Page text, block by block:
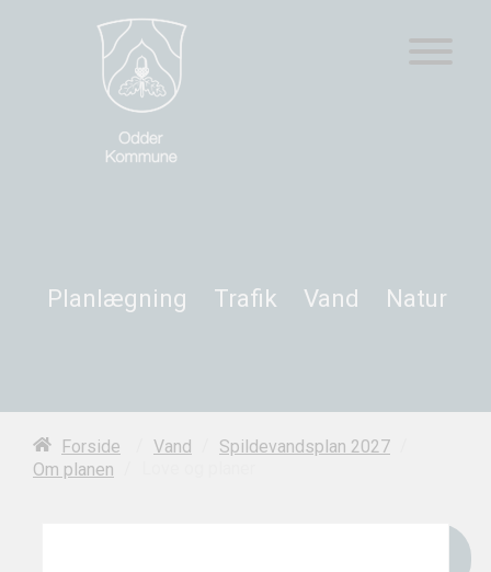
Planlægning Trafik Vand Natur
Forside Vand Spildevandsplan 2027
Om planen